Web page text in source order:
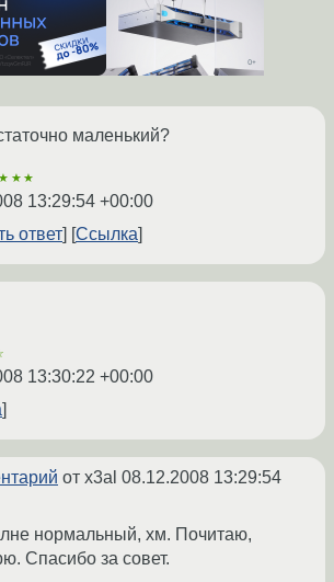
маленький?
13:29:54 +00:00
ответ
Ссылка
13:30:22 +00:00
от x3al 08.12.2008 13:29:54
нормальный, хм. Почитаю,
Спасибо за совет.